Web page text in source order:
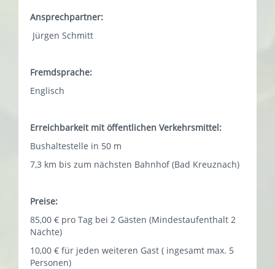
Ansprechpartner:
Jürgen Schmitt
Fremdsprache:
Englisch
Erreichbarkeit mit öffentlichen Verkehrsmittel:
Bushaltestelle in 50 m
7,3 km bis zum nächsten Bahnhof (Bad Kreuznach)
Preise:
85,00 € pro Tag bei 2 Gästen (Mindestaufenthalt 2
Nächte)
10,00 € für jeden weiteren Gast ( ingesamt max. 5
Personen)